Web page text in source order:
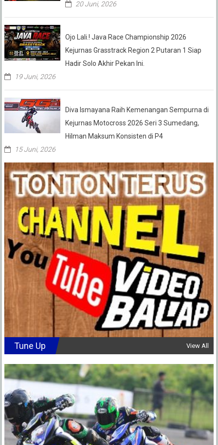
20 Juni, 2026
Ojo Lali.! Java Race Championship 2026
Kejurnas Grasstrack Region 2 Putaran 1 Siap
Hadir Solo Akhir Pekan Ini.
19 Juni, 2026
Diva Ismayana Raih Kemenangan Sempurna di
Kejurnas Motocross 2026 Seri 3 Sumedang,
Hilman Maksum Konsisten di P4
15 Juni, 2026
Tune Up View All